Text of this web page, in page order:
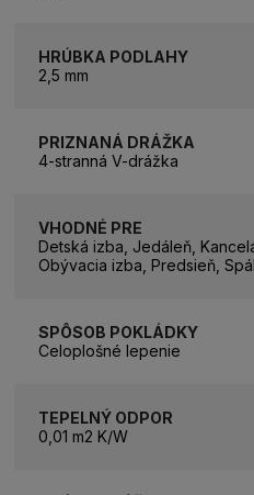
HRÚBKA PODLAHY
2,5 mm
PRIZNANÁ DRÁŽKA
4-stranná V-drážka
VHODNÉ PRE
Detská izba, Jedáleň,
Obývacia izba, Predsieň,
SPÔSOB POKLÁDKY
Celoplošné lepenie
TEPELNÝ ODPOR
0,01 m2 K/W